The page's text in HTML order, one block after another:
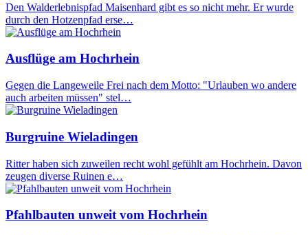
Den Walderlebnispfad Maisenhard gibt es so nicht mehr. Er wurde
durch den Hotzenpfad erse…
Ausflüge am Hochrhein
Gegen die Langeweile Frei nach dem Motto: "Urlauben wo andere
auch arbeiten müssen" stel…
Burgruine Wieladingen
Ritter haben sich zuweilen recht wohl gefühlt am Hochrhein. Davon
zeugen diverse Ruinen e…
Pfahlbauten unweit vom Hochrhein